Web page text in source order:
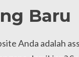
Baru
Anda adalah